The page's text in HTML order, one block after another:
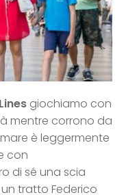
giochiamo con
mentre corrono da
mare è leggermente
con
di sé una scia
tratto Federico